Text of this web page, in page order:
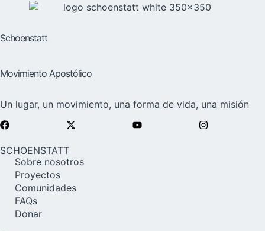
Schoenstatt
Movimiento Apostólico
Un lugar, un movimiento, una forma de vida, una misión
SCHOENSTATT
Sobre nosotros
Proyectos
Comunidades
FAQs
Donar